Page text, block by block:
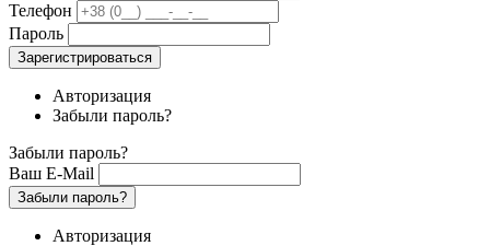
Телефон
Пароль
Зарегистрироваться
Авторизация
Забыли пароль?
Забыли пароль?
Ваш E-Mail
Забыли пароль?
Авторизация